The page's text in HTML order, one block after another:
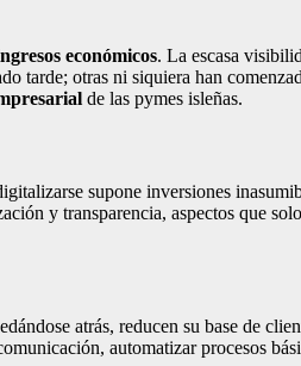
económicos. La escasa
tarde; otras ni siquiera han
de las pymes isleñas.
supone inversiones
y transparencia, aspectos que
atrás, reducen su base de
automatizar procesos